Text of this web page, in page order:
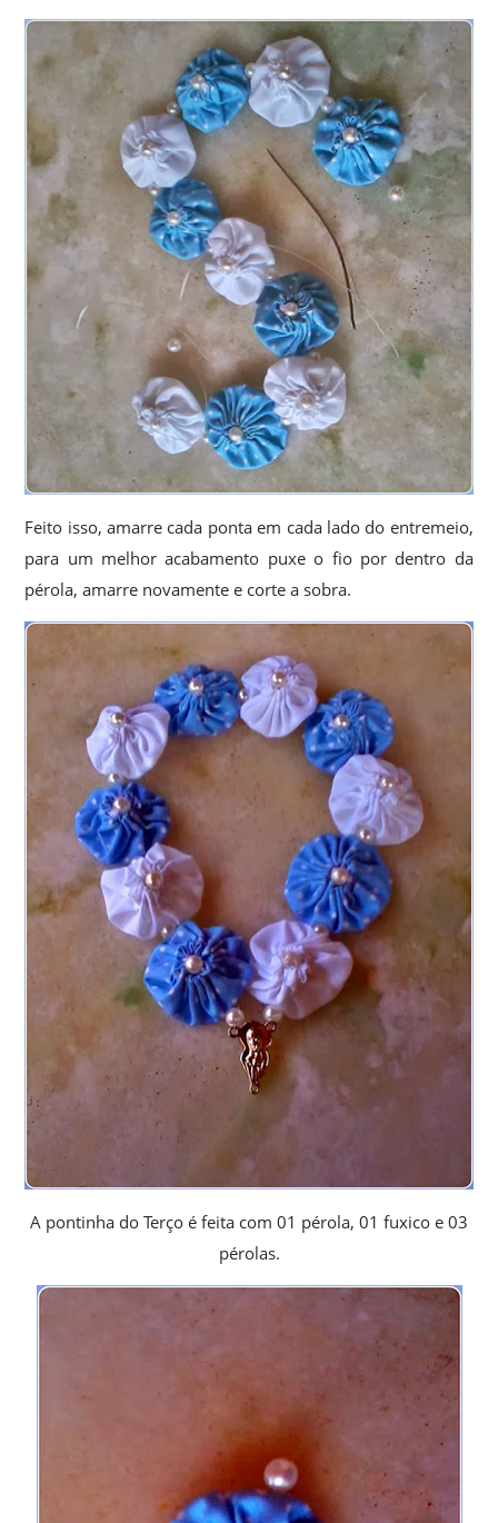
Feito isso, amarre cada ponta em cada lado do entremeio,
para um melhor acabamento puxe o fio por dentro da
pérola, amarre novamente e corte a sobra.
A pontinha do Terço é feita com 01 pérola, 01 fuxico e 03
pérolas.